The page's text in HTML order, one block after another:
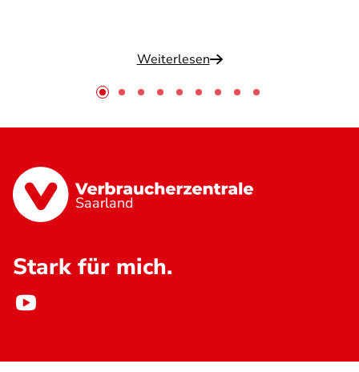
Weiterlesen
Saarland
Stark für mich.